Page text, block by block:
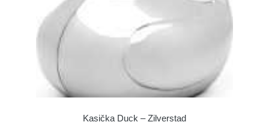
Kasička Duck – Zilverstad